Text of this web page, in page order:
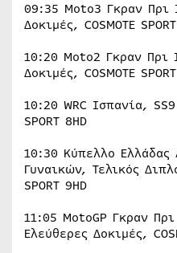
09:35 Moto3 Γκραν Πρι
Δοκιμές, COSMOTE
10:20 Moto2 Γκραν Πρι
Δοκιμές, COSMOTE
10:20 WRC Ισπανία,
SPORT 8HD
10:30 Κύπελλο Ελλάδας
Γυναικών, Τελικός
SPORT 9HD
11:05 MotoGP Γκραν
Ελεύθερες Δοκιμές,